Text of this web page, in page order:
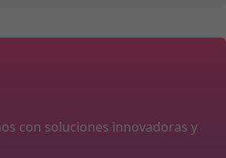
con soluciones innovadoras y